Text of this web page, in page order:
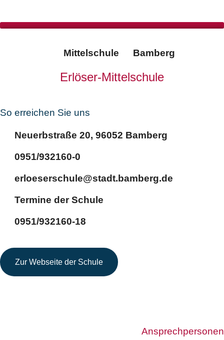
Mittelschule Bamberg
Erlöser-Mittelschule
So erreichen Sie uns
Neuerbstraße 20, 96052 Bamberg
0951/932160-0
erloeserschule@stadt.bamberg.de
Termine der Schule
0951/932160-18
Zur Webseite der Schule
Ansprechpersonen